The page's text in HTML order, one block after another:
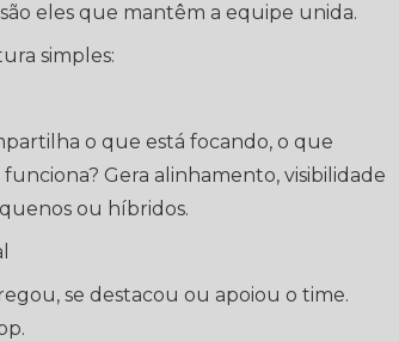
eles que mantêm a equipe unida.
simples:
o que está focando, o que
Gera alinhamento, visibilidade
ou híbridos.
se destacou ou apoiou o time.